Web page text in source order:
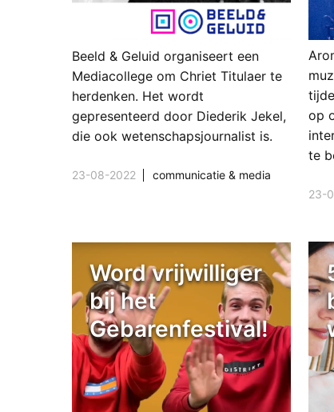
Beeld & Geluid organiseert een
Mediacollege om Chriet Titulaer te
herdenken. Het wordt
gepresenteerd door Diederik Jekel,
die ook wetenschapsjournalist is.
23-08-2022 communicatie & media
op
te
23-
Word vrijwilliger
bij het
Gebarenfestival!